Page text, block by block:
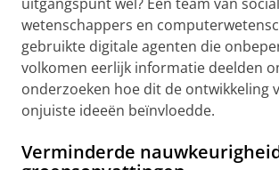
wetenschappers en
gebruikte digitale agenten die
volkomen eerlijk informatie deelden
onderzoeken hoe dit de ontwikkeling
onjuiste ideeën beïnvloedde.
Verminderde